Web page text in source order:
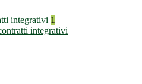
integrativi 1
integrativi